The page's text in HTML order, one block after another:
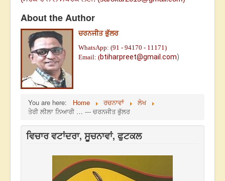
About the Author
ਚਰਨਜੀਤ ਭੁੱਲਰ
WhatsApp: (91 - 94170 - 11171)
Email: (btiharpreet@gmail.com)
You are here: Home ਰਚਨਾਵਾਂ
ਲੇਖ
ਤੇਰੀ ਲੀਲਾ ਨਿਆਰੀ … --- ਚਰਨਜੀਤ ਭੁੱਲਰ
ਵਿਚਾਰ ਵਟਾਂਦਰਾ, ਸੂਚਨਾਵਾਂ, ਫੁਟਕਲ